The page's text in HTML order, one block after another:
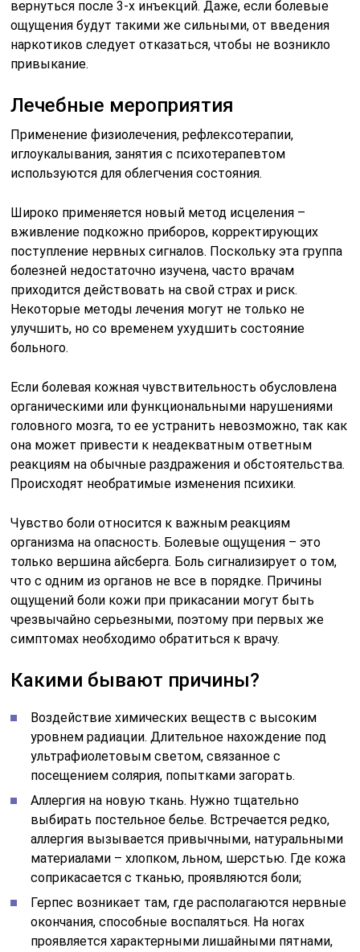
вернуться после 3-х инъекций. Даже, если болевые
ощущения будут такими же сильными, от введения
наркотиков следует отказаться, чтобы не возникло
привыкание.
Лечебные мероприятия
Применение физиолечения, рефлексотерапии,
иглоукалывания, занятия с психотерапевтом
используются для облегчения состояния.
Широко применяется новый метод исцеления –
вживление подкожно приборов, корректирующих
поступление нервных сигналов. Поскольку эта группа
болезней недостаточно изучена, часто врачам
приходится действовать на свой страх и риск.
Некоторые методы лечения могут не только не
улучшить, но со временем ухудшить состояние
больного.
Если болевая кожная чувствительность обусловлена
органическими или функциональными нарушениями
головного мозга, то ее устранить невозможно, так как
она может привести к неадекватным ответным
реакциям на обычные раздражения и обстоятельства.
Происходят необратимые изменения психики.
Чувство боли относится к важным реакциям
организма на опасность. Болевые ощущения – это
только вершина айсберга. Боль сигнализирует о том,
что с одним из органов не все в порядке. Причины
ощущений боли кожи при прикасании могут быть
чрезвычайно серьезными, поэтому при первых же
симптомах необходимо обратиться к врачу.
Какими бывают причины?
Воздействие химических веществ с высоким
уровнем радиации. Длительное нахождение под
ультрафиолетовым светом, связанное с
посещением солярия, попытками загорать.
Аллергия на новую ткань. Нужно тщательно
выбирать постельное белье. Встречается редко,
аллергия вызывается привычными, натуральными
материалами – хлопком, льном, шерстью. Где кожа
соприкасается с тканью, проявляются боли;
Герпес возникает там, где располагаются нервные
окончания, способные воспаляться. На ногах
проявляется характерными лишайными пятнами,